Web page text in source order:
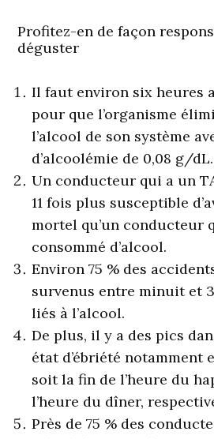
Profitez-en de façon
déguster
Il faut environ six heures
pour que l’organisme
l’alcool de son système
d’alcoolémie de 0,08 g/dL.
Un conducteur qui a un
11 fois plus susceptible
mortel qu’un conducteur
consommé d’alcool.
Environ 75 % des
survenus entre minuit et
liés à l’alcool.
De plus, il y a des pics
état d’ébriété notamment
soit la fin de l’heure du
l’heure du dîner,
Près de 75 % des